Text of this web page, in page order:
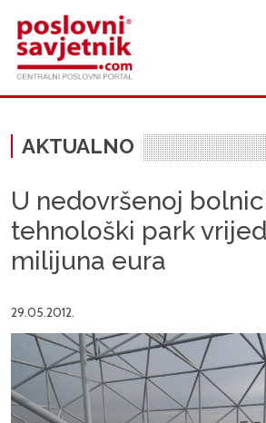
AKTUALNO
U nedovršenoj
tehnološki park
milijuna eura
29.05.2012.